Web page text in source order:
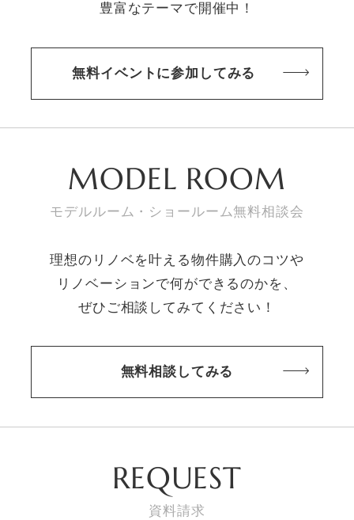
豊富なテーマで開催中！
無料イベントに参加してみる
MODEL ROOM
モデルルーム・ショールーム無料相談会
理想のリノベを叶える物件購入のコツや
リノベーションで何ができるのかを、
ぜひご相談してみてください！
無料相談してみる
REQUEST
資料請求